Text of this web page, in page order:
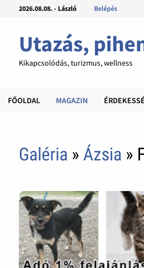
2026.08.08. - László Belépés
Utazás,
Kikapcsolódás, turizmus, wellness
FŐOLDAL MAGAZIN
Galéria » Ázsia »